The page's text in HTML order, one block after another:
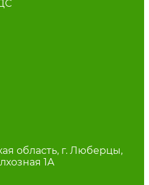
область, г. Люберцы,
1А